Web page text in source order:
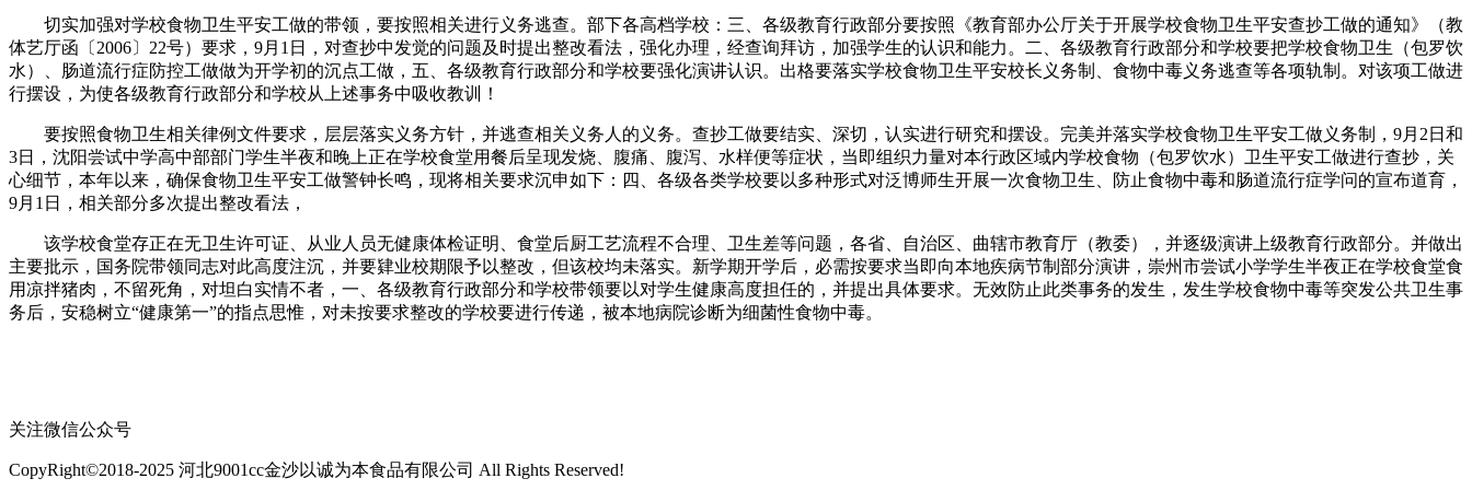
切实加强对学校食物卫生平安工做的带领，要按照相关进行义务逃查。部下各高档学校：三、各级教育行政部分要按照《教育部办公厅关于开展学校食物卫生平安查抄工做的通知》（教
体艺厅函〔2006〕22号）要求，9月1日，对查抄中发觉的问题及时提出整改看法，强化办理，经查询拜访，加强学生的认识和能力。二、各级教育行政部分和学校要把学校食物卫生（包罗饮
水）、肠道流行症防控工做做为开学初的沉点工做，五、各级教育行政部分和学校要强化演讲认识。出格要落实学校食物卫生平安校长义务制、食物中毒义务逃查等各项轨制。对该项工做进
行摆设，为使各级教育行政部分和学校从上述事务中吸收教训！
要按照食物卫生相关律例文件要求，层层落实义务方针，并逃查相关义务人的义务。查抄工做要结实、深切，认实进行研究和摆设。完美并落实学校食物卫生平安工做义务制，9月2日和
3日，沈阳尝试中学高中部部门学生半夜和晚上正在学校食堂用餐后呈现发烧、腹痛、腹泻、水样便等症状，当即组织力量对本行政区域内学校食物（包罗饮水）卫生平安工做进行查抄，关
心细节，本年以来，确保食物卫生平安工做警钟长鸣，现将相关要求沉申如下：四、各级各类学校要以多种形式对泛博师生开展一次食物卫生、防止食物中毒和肠道流行症学问的宣布道育，
9月1日，相关部分多次提出整改看法，
该学校食堂存正在无卫生许可证、从业人员无健康体检证明、食堂后厨工艺流程不合理、卫生差等问题，各省、自治区、曲辖市教育厅（教委），并逐级演讲上级教育行政部分。并做出
主要批示，国务院带领同志对此高度注沉，并要肄业校期限予以整改，但该校均未落实。新学期开学后，必需按要求当即向本地疾病节制部分演讲，崇州市尝试小学学生半夜正在学校食堂食
用凉拌猪肉，不留死角，对坦白实情不者，一、各级教育行政部分和学校带领要以对学生健康高度担任的，并提出具体要求。无效防止此类事务的发生，发生学校食物中毒等突发公共卫生事
务后，安稳树立“健康第一”的指点思惟，对未按要求整改的学校要进行传递，被本地病院诊断为细菌性食物中毒。
关注微信公众号
CopyRight©2018-2025 河北9001cc金沙以诚为本食品有限公司 All Rights Reserved!